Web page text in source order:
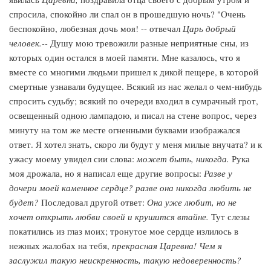
спросила, спокойно ли спал он в прошедшую ночь? "Очень
беспокойно, любезная дочь моя! -- отвечал Царь добрый
человек.-- Душу мою тревожили разные неприятные сны, из
которых один остался в моей памяти. Мне казалось, что я
вместе со многими людьми пришел к дикой пещере, в которой
смертные узнавали будущее. Всякий из нас желал о чем-нибудь
спросить судьбу; всякий по очереди входил в сумрачный грот,
освещенный одною лампадою, и писал на стене вопрос, через
минуту на том же месте огненными буквами изображался
ответ. Я хотел знать, скоро ли будут у меня милые внучата? и к
ужасу моему увидел сии слова:может быть, никогда. Рука
моя дрожала, но я написал еще другие вопросы: Разве у
дочери моей каменное сердце? разве она никогда любить не
будет? Последовал другой ответ: Она уже любит, но не
хочет открыть любви своей и крушится втайне. Тут слезы
покатились из глаз моих; тронутое мое сердце излилось в
нежных жалобах на тебя, прекрасная Царевна! Чем я
заслужил такую неискренность, такую недоверенность?